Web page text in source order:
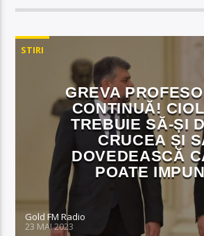
STIRI
GREVA
CONTINUĂ!
TREBUIE SĂ-ȘI
CRUCEA ȘI
DOVEDEASCĂ
POATE
Gold FM Radio
23 MAI 2023